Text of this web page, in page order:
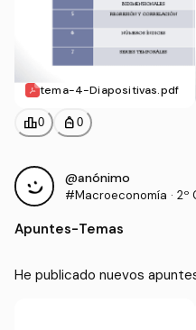
tema-4-Diapositivas.pdf
leaderboard0 personal_bag 0
@anónimo
#Macroeconomía · 2º
Apuntes-Temas
He publicado nuevos